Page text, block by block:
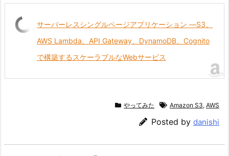
サーバーレスシングルページアプリケーション ―S3、
AWS Lambda、API Gateway、DynamoDB、Cognito
で構築するスケーラブルなWebサービス
やってみた Amazon S3, AWS
Posted by danishi